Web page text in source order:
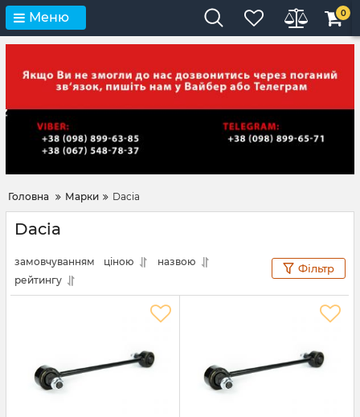
Меню 0
Головна Марки Dacia
Dacia
замовчуванням ціною
назвою
рейтингу
Фільтр